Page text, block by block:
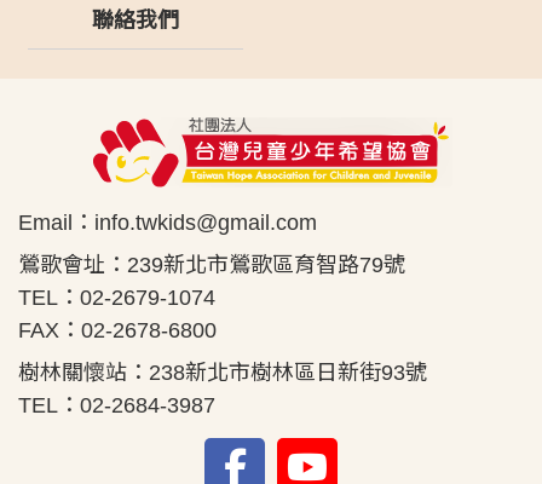
聯絡我們
Email： info.twkids@gmail.com
鶯歌會址：239新北市鶯歌區育智路79號
TEL：02-2679-1074
FAX：02-2678-6800
樹林關懷站：238新北市樹林區日新街93號
TEL：02-2684-3987